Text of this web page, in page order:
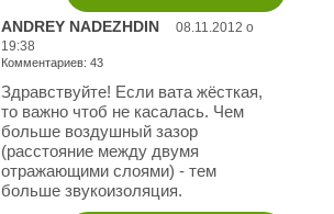
ANDREY NADEZHDIN
08.11.2012 о
19:38
Комментариев: 43
Здравствуйте! Если вата жёсткая,
то важно чтоб не касалась. Чем
больше воздушный зазор
(расстояние между двумя
отражающими слоями) - тем
больше звукоизоляция.